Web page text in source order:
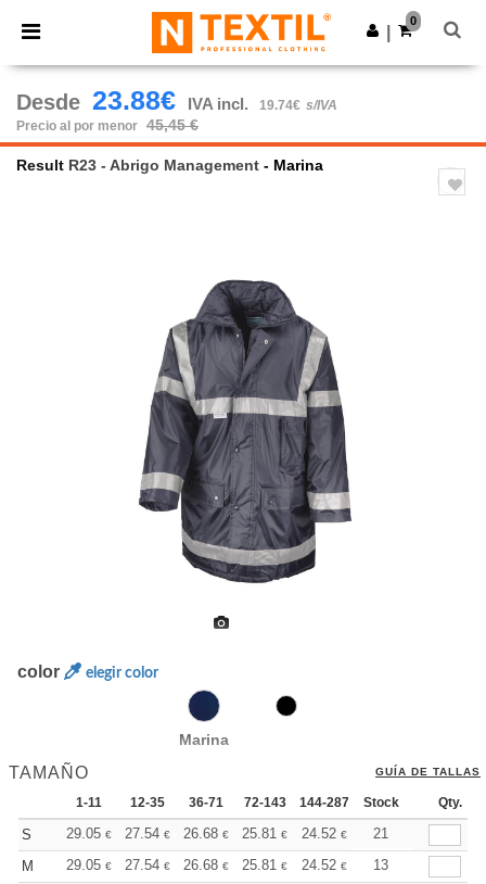
× App de Ntextil
¡Mejores precios en app!
Descargar app
0
Desde 23.88€ IVA incl. 19.74€ s/IVA
Precio al por menor 45,45 €
Result R23 - Abrigo Management - Marina
color elegir color
Marina
TAMAÑO GUÍA DE TALLAS
1-11 12-35 36-71 72-143 144-287 288 + Más
Stock Qty.
S 29.05 € 27.54 € 26.68 € 25.81 € 24.52 € 23.88
21
M
29.05 € 27.54 € 26.68 € 25.81 € 24.52 € 23.88
13